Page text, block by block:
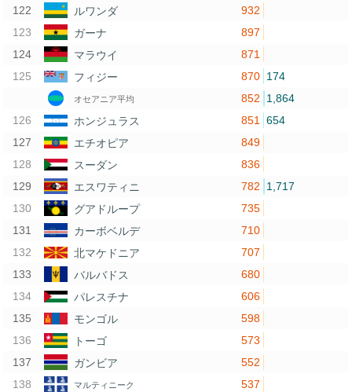
ルワンダ
932
ガーナ
897
マラウイ
871
フィジー
870 174
オセアニア平均 852
1,864
ホンジュラス
851
654
エチオピア
849
スーダン
836
エスワティニ
782
1,717
グアドループ
735
カーボベルデ
710
北マケドニア
707
バルバドス
680
パレスチナ
606
モンゴル
598
トーゴ
573
ガンビア
552
マルティニーク
537